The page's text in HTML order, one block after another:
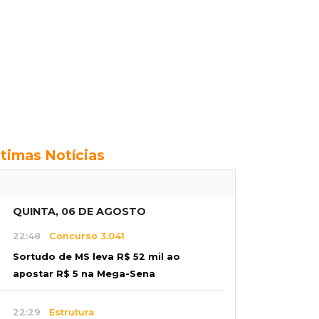
Notícias
QUINTA, 06 DE AGOSTO
22:48 Concurso 3.041
Sortudo de MS leva R$ 52 mil ao
apostar R$ 5 na Mega-Sena
22:29 Estrutura